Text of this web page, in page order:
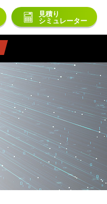
見積り
シミュレーター